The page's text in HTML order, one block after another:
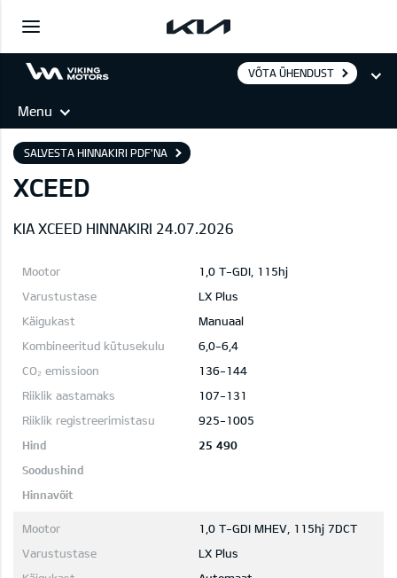
VÕTA ÜHENDUST
Menu
SALVESTA HINNAKIRI PDF'NA
XCEED
KIA XCEED HINNAKIRI 24.07.2026
1,0 T-GDI, 115hj
LX Plus
Manuaal
6,0-6,4
136-144
107-131
925-1005
25 490
1,0 T-GDI MHEV, 115hj 7DCT
LX Plus